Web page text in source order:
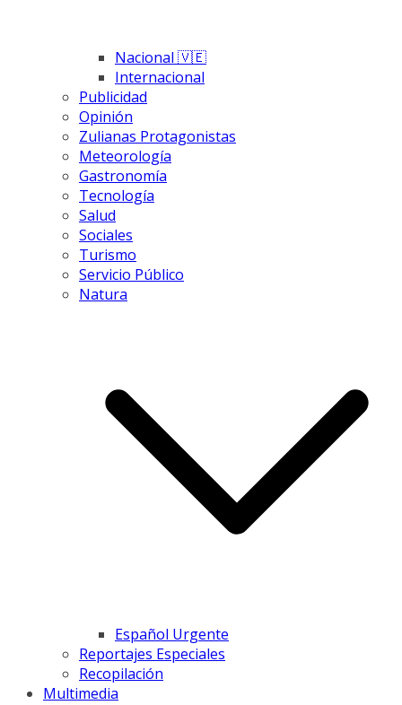
Nacional 🇻🇪
Internacional
Publicidad
Opinión
Zulianas Protagonistas
Meteorología
Gastronomía
Tecnología
Salud
Sociales
Turismo
Servicio Público
Natura
Español Urgente
Reportajes Especiales
Recopilación
Multimedia